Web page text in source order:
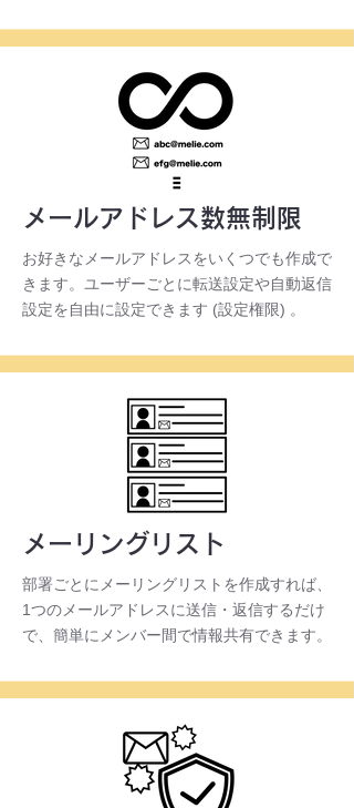
メールアドレス数無制限
お好きなメールアドレスをいくつでも作成で
きます。ユーザーごとに転送設定や自動返信
設定を自由に設定できます (設定権限) 。
メーリングリスト
部署ごとにメーリングリストを作成すれば、
1つのメールアドレスに送信・返信するだけ
で、簡単にメンバー間で情報共有できます。